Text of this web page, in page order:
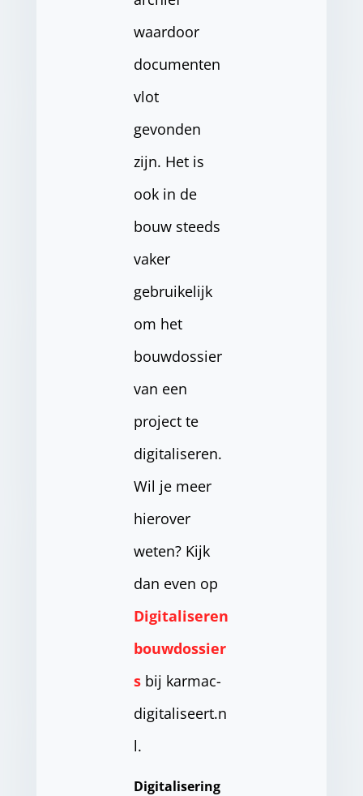
waardoor
documenten
vlot
gevonden
zijn. Het is
ook in de
bouw steeds
vaker
gebruikelijk
om het
bouwdossier
van een
project te
digitaliseren.
Wil je meer
hierover
weten? Kijk
dan even op
Digitaliseren
bouwdossier
sbij karmac-
digitaliseert.n
l.
Digitalisering